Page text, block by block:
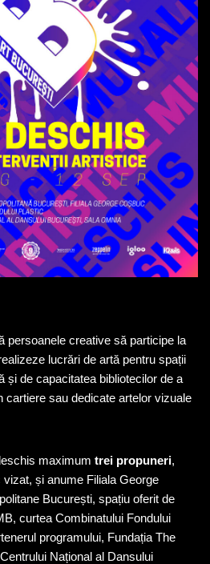
persoanele creative să participe la
lucrări de artă pentru spații
și de capacitatea bibliotecilor de a
cartiere sau dedicate artelor vizuale
maximum trei propuneri,
și anume Filiala George
București, spațiu oferit de
curtea Combinatului Fondului
programului, Fundația The
Național al Dansului